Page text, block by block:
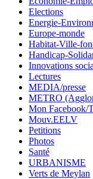
Elections
Energie-
Europe-monde
Habitat-Ville-
Handicap-
Innovations
Lectures
MEDIA/presse
METRO
Mon Facebook/
Mouv.EELV
Petitions
Photos
Santé
URBANISME
Verts de Meylan